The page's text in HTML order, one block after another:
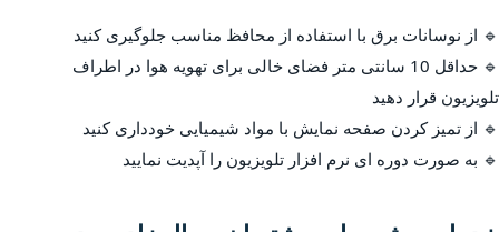
🔹 از نوسانات برق با استفاده از محافظ مناسب جلوگیری کنید
🔹 حداقل 10 سانتی متر فضای خالی برای تهویه هوا در اطراف
تلویزیون قرار دهید
🔹 از تمیز کردن صفحه نمایش با مواد شیمیایی خودداری کنید
🔹 به صورت دوره ای نرم افزار تلویزیون را آپدیت نمایید